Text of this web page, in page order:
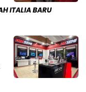
ITALIA BARU